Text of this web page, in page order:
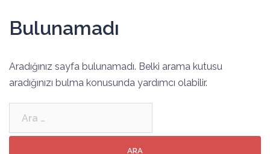
Bulunamadı
Aradığınız sayfa bulunamadı. Belki arama kutusu
aradığınızı bulma konusunda yardımcı olabilir.